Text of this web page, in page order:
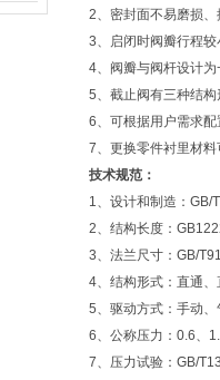
2、密封面不易磨损
3、启闭时阀瓣行程
4、阀瓣与阀杆设计
5、截止阀有三种结
6、可根据用户需求
7、更换零件衬里材
技术规范：
1、设计和制造：GB/
2、结构长度：
3、法兰尺寸：GB/
4、结构形式：直通
5、驱动方式：手动
6、公称压力：0.6、
7、压力试验：GB/